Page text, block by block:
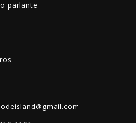
parlante